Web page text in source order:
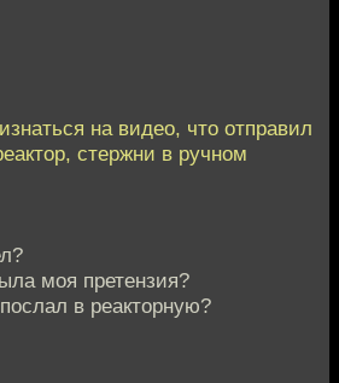
на видео, что отправил
стержни в ручном
моя претензия?
в реакторную?